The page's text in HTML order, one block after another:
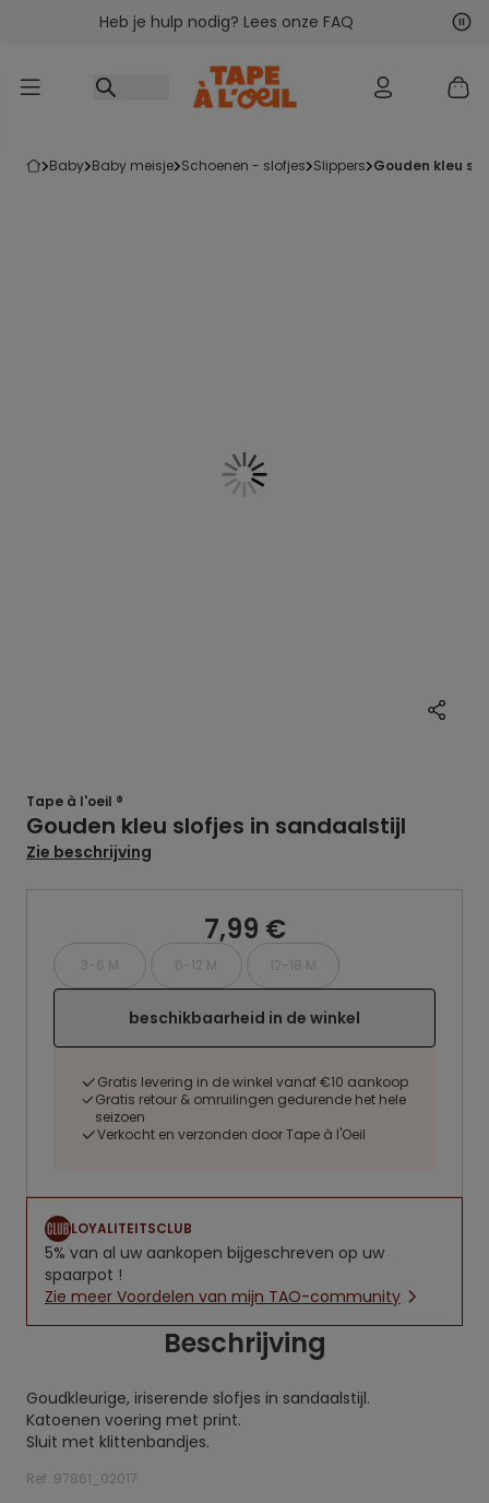
Ga naar inhoudHeb je hulp nodig? Lees onze FAQ
baby baby meisje schoenen - slofjes slippers gouden kleu
Tape à l'oeil ®
Gouden kleu slofjes in sandaalstijl
Zie beschrijving
7,99 €
3-6 M 6-12 M 12-18 M
beschikbaarheid in de winkel
Gratis levering in de winkel vanaf €10 aankoop
Gratis retour & omruilingen gedurende het hele
seizoen
Verkocht en verzonden door Tape à l'Oeil
LOYALITEITSCLUB
5% van al uw aankopen bijgeschreven op uw
spaarpot !
Zie meer Voordelen van mijn TAO-community
Beschrijving
Goudkleurige, iriserende slofjes in sandaalstijl.
Katoenen voering met print.
Sluit met klittenbandjes.
Ref. 97861_02017